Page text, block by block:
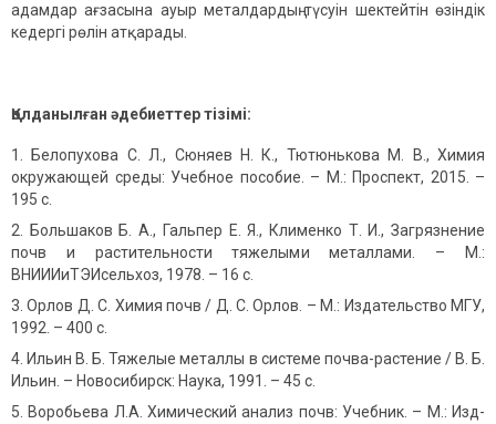
адамдар ағзасына ауыр металдардың түсуін шектейтін өзіндік
кедергі рөлін атқарады.
Қолданылған әдебиеттер тізімі:
Белопухова С. Л., Сюняев Н. К., Тютюнькова М. В., Химия
окружающей среды: Учебное пособие. – М.: Проспект, 2015. –
195 с.
Большаков Б. А., Гальпер Е. Я., Клименко Т. И., Загрязнение
почв и растительности тяжелыми металлами. – М.:
ВНИИИиТЭИсельхоз, 1978. – 16 с.
Орлов Д. С. Химия почв / Д. С. Орлов. – М.: Издательство МГУ,
1992. – 400 с.
Ильин В. Б. Тяжелые металлы в системе почва-растение / В. Б.
Ильин. – Новосибирск: Наука, 1991. – 45 с.
Воробьева Л.А. Химический анализ почв: Учебник. – М.: Изд-